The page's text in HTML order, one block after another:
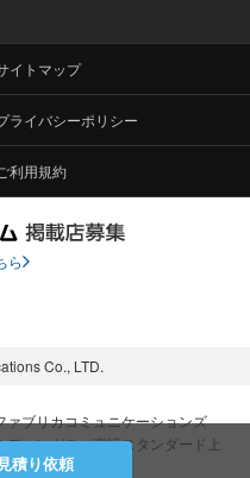
積り依頼
イトマップ
ライバシーポリシー
ご利用規約
ら
Co., LTD.
ブリカコミュニケーションズ
ィングス（東証スタンダード上
プ会社です。